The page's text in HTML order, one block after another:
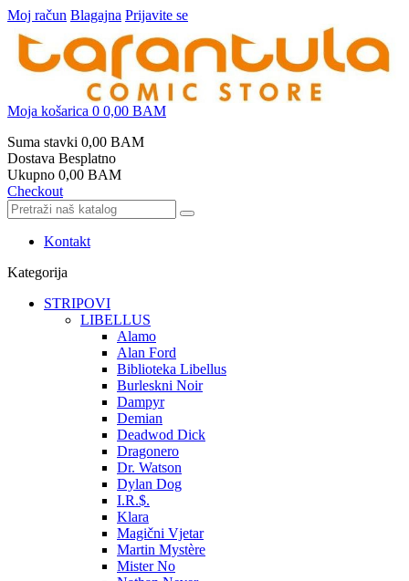
Moj račun Blagajna Prijavite se
Moja košarica 0 0,00 BAM
Suma stavki 0,00 BAM
Dostava Besplatno
Ukupno 0,00 BAM
Checkout
Kontakt
Kategorija
STRIPOVI
LIBELLUS
Alamo
Alan Ford
Biblioteka Libellus
Burleskni Noir
Dampyr
Demian
Deadwod Dick
Dragonero
Dr. Watson
Dylan Dog
I.R.$.
Klara
Magični Vjetar
Martin Mystère
Mister No